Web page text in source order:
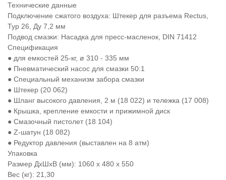
Технические данные
Подключение сжатого воздуха: Штекер для разъема Rectus,
Typ 26, Ду 7,2 мм
Подвод смазки: Насадка для пресс-масленок, DIN 71412
Спецификация
● для емкостей 25-кг, ø 310 - 335 мм
● Пневматический насос для смазки 50:1
● Специальный механизм забора смазки
● Штекер (20 062)
● Шланг высокого давления, 2 м (18 022) и тележка (17 008)
● Крышка, крепление емкости и прижимной диск
● Смазочный пистолет (18 104)
● Z-шатун (18 082)
● Редуктор давления (выставлен на 8 атм)
Упаковка
Размер ДхШхВ (мм): 1060 x 480 x 550
Вес (кг): 21,30